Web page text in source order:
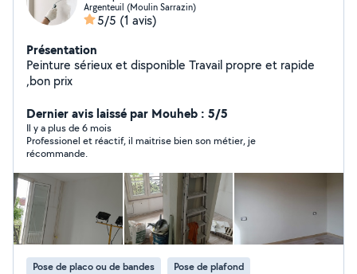
Argenteuil (Moulin Sarrazin)
5/5 (1 avis)
Présentation
Peinture sérieux et disponible Travail propre et rapide
,bon prix
Dernier avis laissé par Mouheb : 5/5
Il y a plus de 6 mois
Professionel et réactif, il maitrise bien son métier, je
récommande.
Pose de placo ou de bandes Pose de plafond